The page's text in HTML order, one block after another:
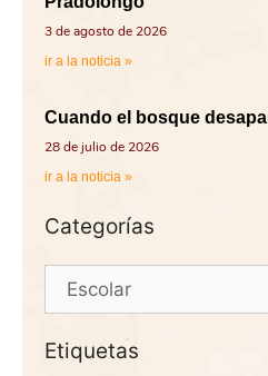
3 de agosto de 2026
ir a la noticia »
Cuando el bosque
28 de julio de 2026
ir a la noticia »
Categorías
Etiquetas